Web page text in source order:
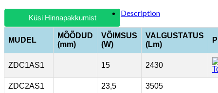
Küsi Hinnapakkumist
Description
MUDEL
MÕÕDUD
(mm)
VÕIMSUS
(W)
VALGUSTATUS
(Lm)
ZDC1AS1 15 2430
ZDC2AS1 23,5 3505